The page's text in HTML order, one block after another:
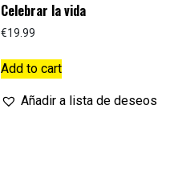
Celebrar la vida
€19.99
Add to cart
Añadir a lista de deseos